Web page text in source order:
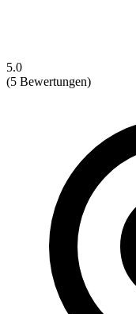
5.0
(5 Bewertungen)